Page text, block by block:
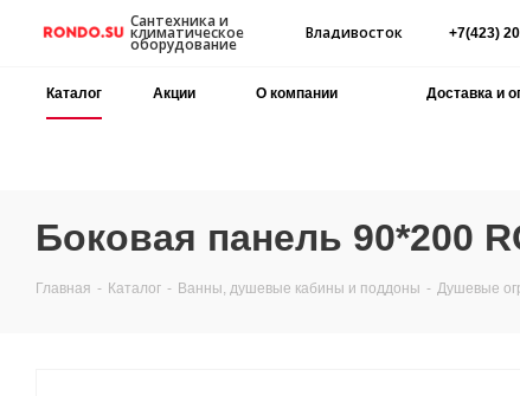
Сантехника и
климатическое
оборудование
Владивосток +7(423)
Каталог Акции О компании Доставка и
Боковая панель 90*200
Главная - Каталог - Ванны, душевые кабины и поддоны - Душевые